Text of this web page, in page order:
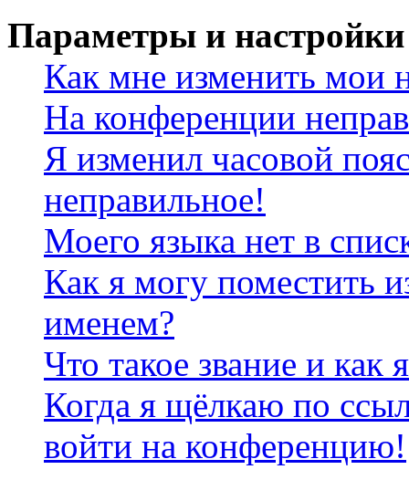
Параметры и настройки
Как мне изменить мои
На конференции
Я изменил часовой
неправильное!
Моего языка нет в
Как я могу поместить
именем?
Что такое звание и как
Когда я щёлкаю по
войти на конференцию!